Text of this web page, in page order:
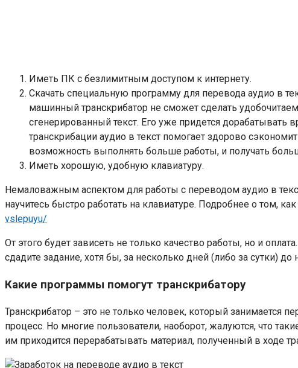
Иметь ПК с безлимитным доступом к интернету.
Скачать специальную программу для перевода аудио в
машинный транскрибатор не сможет сделать
сгенерированный текст. Его уже придется
транскрибации аудио в текст помогает здорово
возможность выполнять больше работы, и получать
Иметь хорошую, удобную клавиатуру.
Немаловажным аспектом для работы с переводом аудио в
научитесь быстро работать на клавиатуре. Подробнее о том,
vslepuyu/
От этого будет зависеть не только качество работы, но и
сдадите задание, хотя бы, за несколько дней (либо за сутки)
Какие программы помогут транскрибатору
Транскрибатор – это не только человек, который занимается
процесс. Но многие пользователи, наоборот, жалуются, что
им приходится перерабатывать материал, полученный в ходе